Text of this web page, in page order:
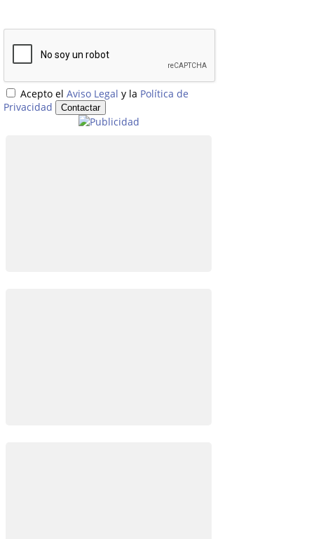
Acepto el Aviso Legal y la Política de
Privacidad